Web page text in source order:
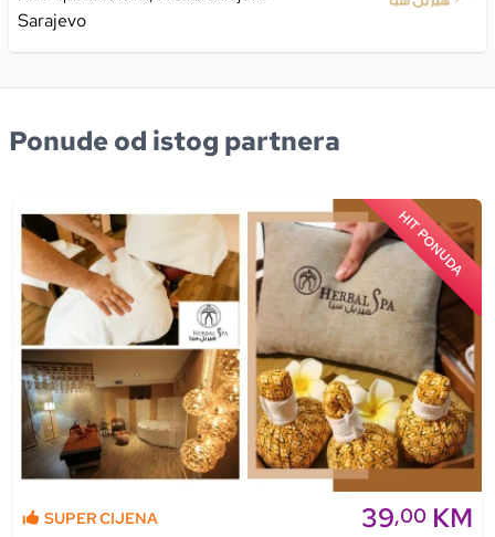
Sarajevo
Ponude od istog partnera
HIT PONUDA
SUPER CIJENA 39,00 KM